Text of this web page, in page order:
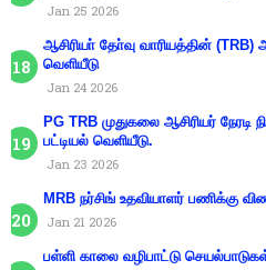
Jan 25 2026
ஆசிரியா் தோ்வு வாரியத்தின்
வெளியீடு
Jan 24 2026
PG TRB முதுகலை ஆசிரியர் நேரடி
பட்டியல் வெளியீடு.
Jan 23 2026
MRB நர்சிங் உதவியாளர் பணிக்கு
Jan 21 2026
பள்ளி காலை வழிபாட்டு